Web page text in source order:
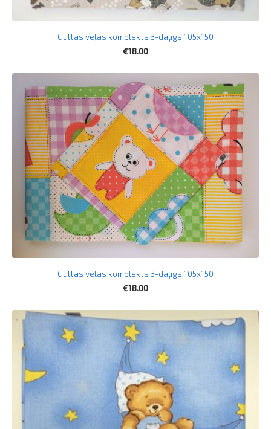
Gultas veļas komplekts 3-daļīgs 105x150
€18.00
Gultas veļas komplekts 3-daļīgs 105x150
€18.00